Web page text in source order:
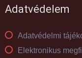
Adatvédelem
Adatvédelmi
Elektronikus